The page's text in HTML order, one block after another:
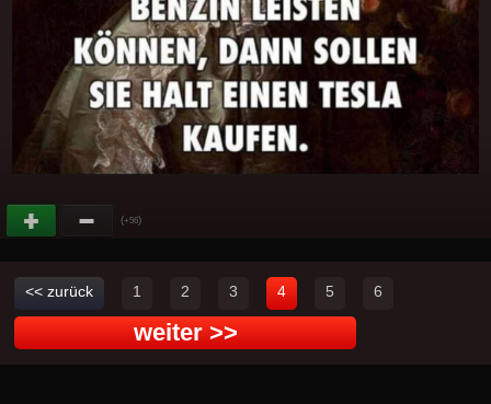
(+56)
<< zurück 1 2 3 4 5 6
weiter >>